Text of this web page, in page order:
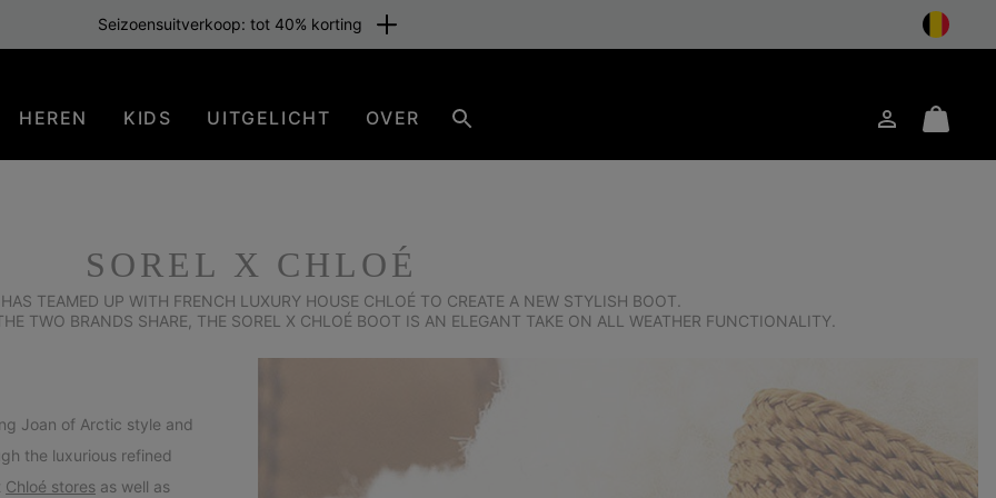
Seizoensuitverkoop: tot 40% korting
HEREN KIDS UITGELICHT OVER InloggenMini
SOREL X CHLOÉ
TEAMED UP WITH FRENCH LUXURY HOUSE CHLOÉ TO CREATE A NEW STYLISH BOOT.
TWO BRANDS SHARE, THE SOREL X CHLOÉ BOOT IS AN ELEGANT TAKE ON ALL WEATHER FUNCTIONALITY.
Joan of Arctic style and
the luxurious refined
Chloé stores as well as